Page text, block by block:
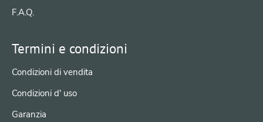
F.A.Q.
Termini e condizioni
Condizioni di vendita
Condizioni d' uso
Garanzia